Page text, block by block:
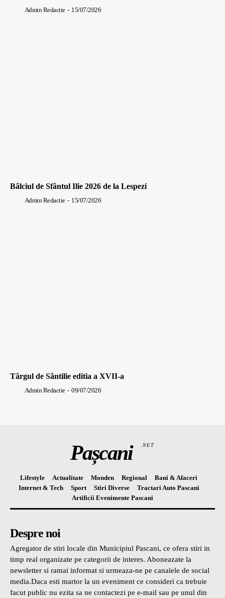
Admin Redactie - 15/07/2026
Bâlciul de Sfântul Ilie 2026 de la Lespezi
Admin Redactie - 15/07/2026
Târgul de Sântilie editia a XVII-a
Admin Redactie - 09/07/2026
Pașcani .NET
Lifestyle Actualitate Monden Regional
Bani & Afaceri
Internet & Tech
Sport Stiri Diverse
Tractari Auto Pascani
Artificii Evenimente Pascani
Despre noi
Agregator de stiri locale din Municipiul Pascani, ce ofera stiri in
timp real organizate pe categorii de interes. Aboneazate la
newsletter si ramai informat si urmeaza-ne pe canalele de social
media.Daca esti martor la un eveniment ce consideri ca trebuie
facut public nu ezita sa ne contactezi pe e-mail sau pe unul din